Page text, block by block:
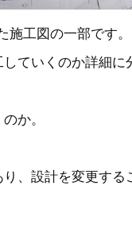
施工図の一部です。
ていくのか詳細に
か。
、設計を変更する